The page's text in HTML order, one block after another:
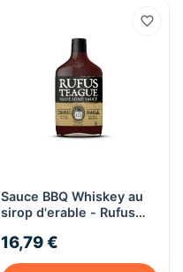
Sauce BBQ Whiskey au
sirop d'erable - Rufus
16,79 €